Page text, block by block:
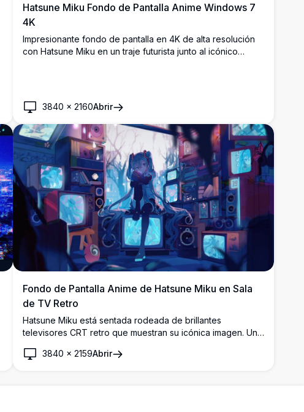
Hatsune Miku Fondo de Pantalla Anime Windows 7
4K
Impresionante fondo de pantalla en 4K de alta resolución
con Hatsune Miku en un traje futurista junto al icónico
3840 × 2160Abrir
Fondo de Pantalla Anime de Hatsune Miku en Sala
de TV Retro
Hatsune Miku está sentada rodeada de brillantes
televisores CRT retro que muestran su icónica imagen. Una
cyberpunk con coletas gemelas en color verde azulado,
3840 × 2159Abrir